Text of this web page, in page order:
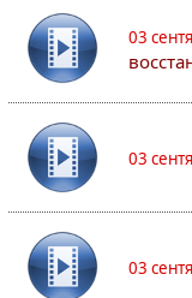
03
03
03